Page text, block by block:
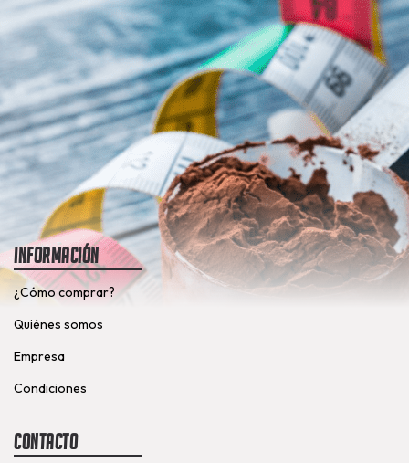
Información
¿Cómo comprar?
Quiénes somos
Empresa
Condiciones
Contacto